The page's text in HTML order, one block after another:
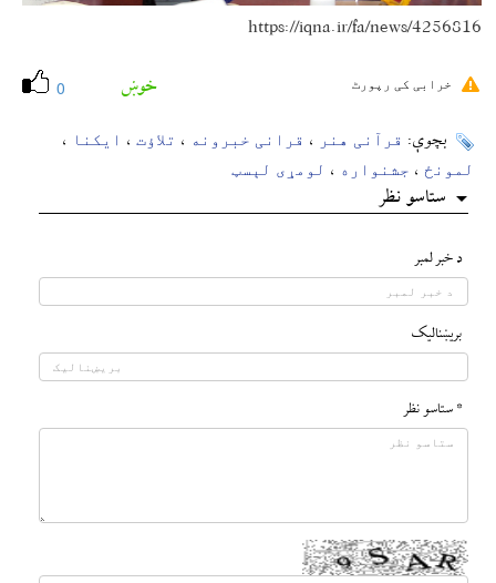
https://iqna.ir/fa/news/4256816
0 خوښ خرابی کی رپورٹ
بچوې: قرآنی هنر ، قرانی خبرونه ، تلاؤت ، ایکنا ،
لمونځ ، جشنواره ، لومړی لېسټ
ستاسو نظر
د خبر لمبر
بريښناليک
* ستاسو نظر